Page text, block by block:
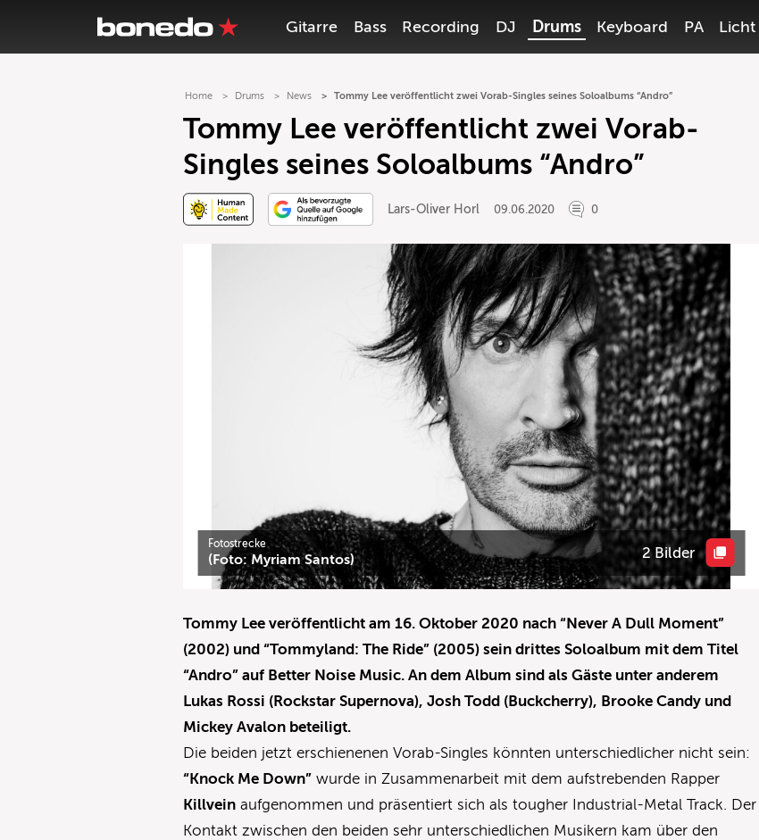
Gitarre Bass Recording DJ Drums Keyboard PA Licht
Home Drums News Tommy Lee veröffentlicht zwei Vorab-Singles seines Soloalbums “Andro”
Tommy Lee veröffentlicht zwei Vorab-
Singles seines Soloalbums “Andro”
Lars-Oliver Horl 09.06.2020 0
Fotostrecke
(Foto: Myriam Santos) 2 Bilder
Tommy Lee veröffentlicht am 16. Oktober 2020 nach “Never A Dull Moment”
(2002) und “Tommyland: The Ride” (2005) sein drittes Soloalbum mit dem Titel
“Andro” auf Better Noise Music. An dem Album sind als Gäste unter anderem
Lukas Rossi (Rockstar Supernova), Josh Todd (Buckcherry), Brooke Candy und
Mickey Avalon beteiligt.
Die beiden jetzt erschienenen Vorab-Singles könnten unterschiedlicher nicht sein:
“Knock Me Down” wurde in Zusammenarbeit mit dem aufstrebenden Rapper
Killvein aufgenommen und präsentiert sich als tougher Industrial-Metal Track. Der
Kontakt zwischen den beiden sehr unterschiedlichen Musikern kam über den